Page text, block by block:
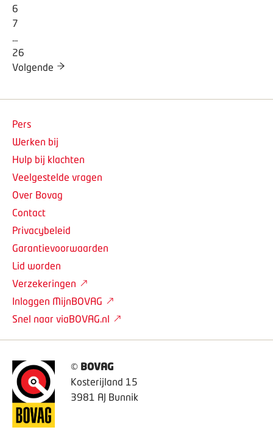
6
7
...
26
Volgende
© BOVAG
Kosterijland 15
3981 AJ Bunnik
Pers
Werken bij
Hulp bij klachten
Veelgestelde vragen
Over Bovag
Contact
Privacybeleid
Garantievoorwaarden
Lid worden
Verzekeringen
Inloggen MijnBOVAG
Snel naar viaBOVAG.nl